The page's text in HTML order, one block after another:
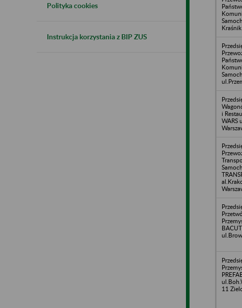
Polityka cookies
Instrukcja korzystania z BIP ZUS
Kraśnik
i
WARS
11